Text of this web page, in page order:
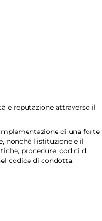
e reputazione attraverso il
di una forte
nonché l'istituzione e il
procedure, codici di
codice di condotta.